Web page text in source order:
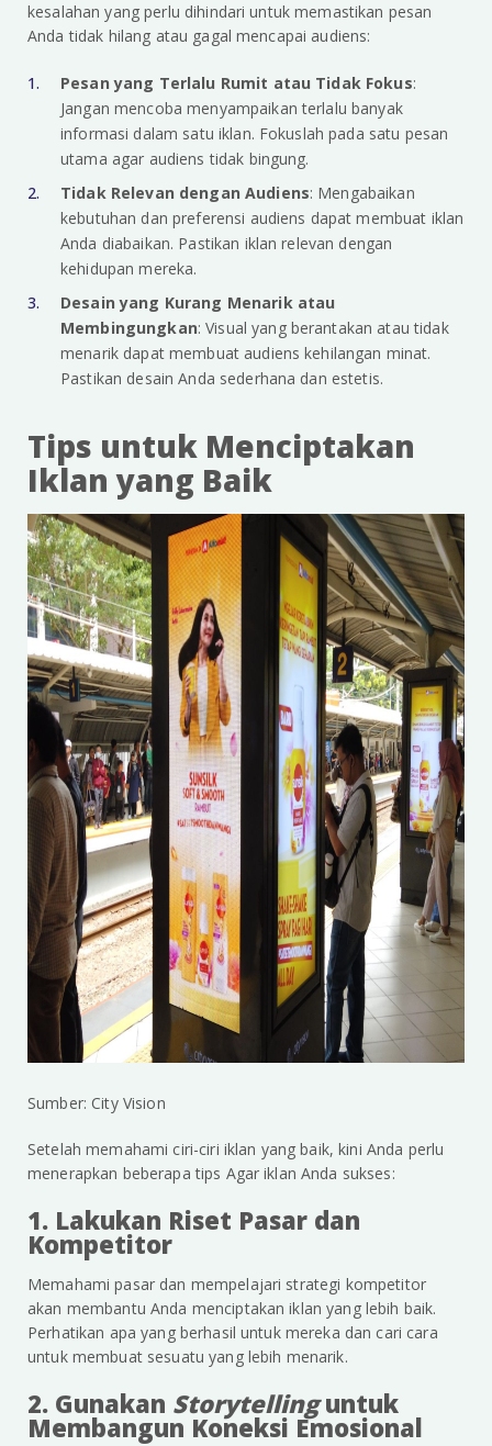
kesalahan yang perlu dihindari untuk memastikan pesan
Anda tidak hilang atau gagal mencapai audiens:
Pesan yang Terlalu Rumit atau Tidak Fokus:
Jangan mencoba menyampaikan terlalu banyak
informasi dalam satu iklan. Fokuslah pada satu pesan
utama agar audiens tidak bingung.
Tidak Relevan dengan Audiens: Mengabaikan
kebutuhan dan preferensi audiens dapat membuat iklan
Anda diabaikan. Pastikan iklan relevan dengan
kehidupan mereka.
Desain yang Kurang Menarik atau
Membingungkan: Visual yang berantakan atau tidak
menarik dapat membuat audiens kehilangan minat.
Pastikan desain Anda sederhana dan estetis.
Tips untuk Menciptakan
Iklan yang Baik
Sumber: City Vision
Setelah memahami ciri-ciri iklan yang baik, kini Anda perlu
menerapkan beberapa tips Agar iklan Anda sukses:
1. Lakukan Riset Pasar dan
Kompetitor
Memahami pasar dan mempelajari strategi kompetitor
akan membantu Anda menciptakan iklan yang lebih baik.
Perhatikan apa yang berhasil untuk mereka dan cari cara
untuk membuat sesuatu yang lebih menarik.
2. Gunakan Storytellinguntuk
Membangun Koneksi Emosional